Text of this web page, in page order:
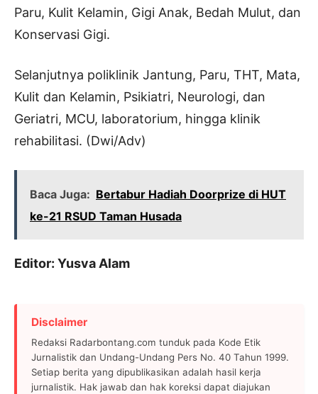
Paru, Kulit Kelamin, Gigi Anak, Bedah Mulut, dan
Konservasi Gigi.
Selanjutnya poliklinik Jantung, Paru, THT, Mata,
Kulit dan Kelamin, Psikiatri, Neurologi, dan
Geriatri, MCU, laboratorium, hingga klinik
rehabilitasi. (Dwi/Adv)
Baca Juga: Bertabur Hadiah Doorprize di HUT
ke-21 RSUD Taman Husada
Editor: Yusva Alam
Disclaimer
Redaksi Radarbontang.com tunduk pada Kode Etik
Jurnalistik dan Undang-Undang Pers No. 40 Tahun 1999.
Setiap berita yang dipublikasikan adalah hasil kerja
jurnalistik. Hak jawab dan hak koreksi dapat diajukan